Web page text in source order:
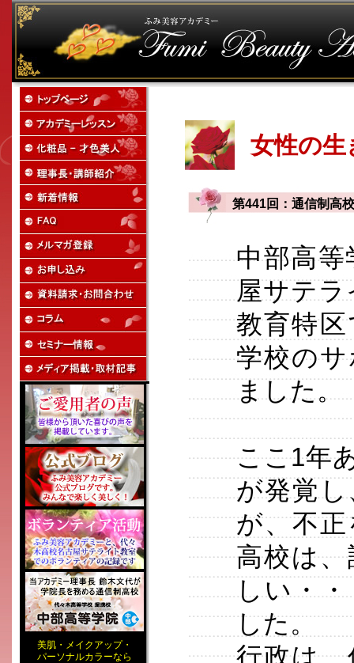
美肌 ・ メイクアップ・
パーソナルカラーなら
女性の
第441回：通信制高
中部高等
屋サテラ
教育特
学校の
ました。
ここ1年
が発覚
が、不
高校は
しい・
した。
行政は